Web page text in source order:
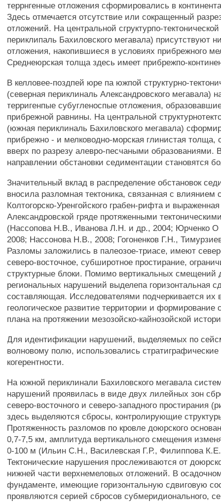
террнгенные отложения сформировались в
Здесь отмечается отсутствие или сокращенный
отложений. На центральной сгруктурпо-
периклипаль Бахиловского мегавала) присутствуют
отложения, накопившиеся в условиях прибрежного
Среднеюрская толща здесь имеет прибрежпо-
В келловее-поздпей юре па южпой структурно-
(северная периклиналь Александровского мегавала)
терригенпые субугленоспые отложения,
прибрежной равнины. На центральной
(южная периклиналь Бахиловского мегавала)
прибрежно - и мелководно-морская глинистая
вверх по разрезу алевро-песчаными образованиями.
направлении обстановки седиментации становятся
Значительный вклад в распределение обстановок
вносила разломная тектоника, связанная с влиянием
Колтогорско-Уренгойского грабен-рифта и
Александровской гряде протяженными
(Нассопова Н.В., Иванова Л.Н. и др., 2004; Юрченко
2008; Нассонова Н.В., 2008; Гогоненков Г.Н.,
Разломы заложились в палеозое-триасе, имеют
северо-восточное, субширотное простирание,
структурные блоки. Помимо вертикальных смещений
региональных нарушений выделепа горизонтальная
составляющая. Исследователями подчеркивается их
геологическое развитие территории и формирование
плана на протяжении мезозойско-кайнозойской
Для идентификации нарушений, выделяемых по
волновому полю, использовались стратиграфические
когерентности.
На южной периклинали Бахиловского мегавала
нарушений проявилась в виде двух лилейных зон
северо-восточного и северо-западного простирания
здесь выделяются сбросы, контролирующие
Протяженность разломов по кровле доюрского
0,7-7,5 км, амплитуда вертикального смещения
0-100 м (Ильин С.Н., Василевская Г.Р., Филиппова
Тектонические нарушения прослеживаются от
нижней части верхнемеловых отложений. В
фундаменте, имеющие горизонтальную сдвиговую
проявляются серией сбросов субмеридионального,